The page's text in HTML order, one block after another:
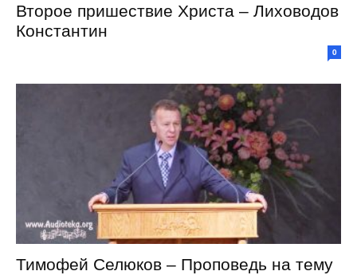
Второе пришествие Христа – Лиховодов
Константин
0
Тимофей Селюков – Проповедь на тему